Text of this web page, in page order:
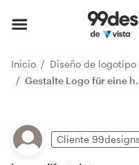
Inicio Diseño de logotipo
Gestalte Logo für eine hochwertige und exklusive Gastronomie!
Cliente 99designs